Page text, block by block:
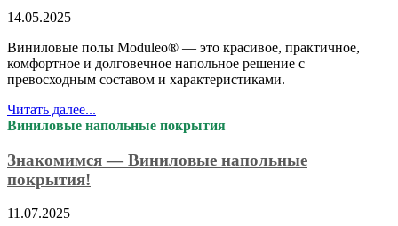
14.05.2025
Виниловые полы Moduleo® — это красивое, практичное,
комфортное и долговечное напольное решение с
превосходным составом и характеристиками.
Читать далее...
Виниловые напольные покрытия
Знакомимся — Виниловые напольные
покрытия!
11.07.2025